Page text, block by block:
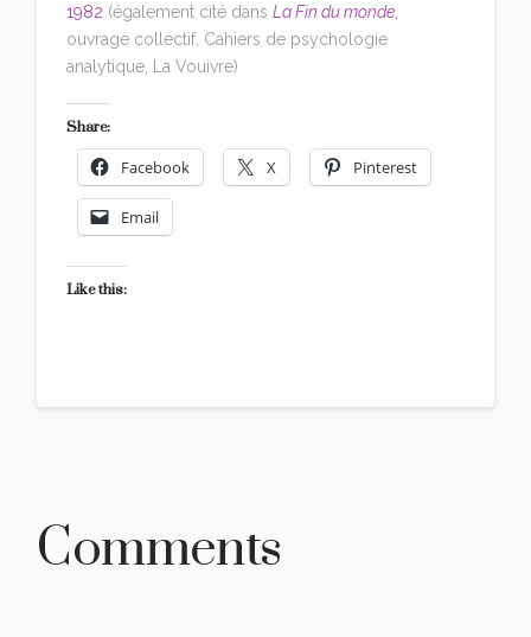
1982 (également cité dans La Fin du monde
ouvrage collectif, Cahiers de psychologie
analytique, La Vouivre)
Share:
Facebook X Pinterest
Email
Like this:
Comments